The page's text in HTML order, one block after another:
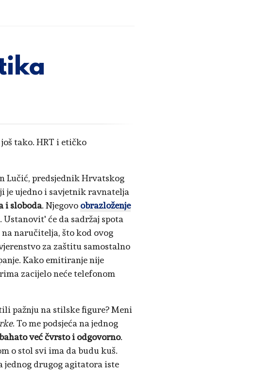
tako. HRT i etičko
Lučić, predsjednik Hrvatskog
je ujedno i savjetnik ravnatelja
i sloboda. Njegovo obrazloženje
će da sadržaj spota
naručitelja, što kod ovog
za zaštitu samostalno
Kako emitiranje nije
zacijelo neće telefonom
pažnju na stilske figure? Meni
. To me podsjeća na jednog
već čvrsto i odgovorno.
o stol svi ima da budu kuš.
jednog drugog agitatora iste